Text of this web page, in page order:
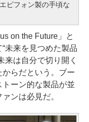
ピフォン製の手頃な
on the Future」と
未来を見つめた製品
来は自分で切り開く
らだという。ブー
ーン的な製品が並
ンは必見だ。